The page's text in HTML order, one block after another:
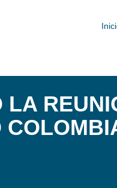
LA